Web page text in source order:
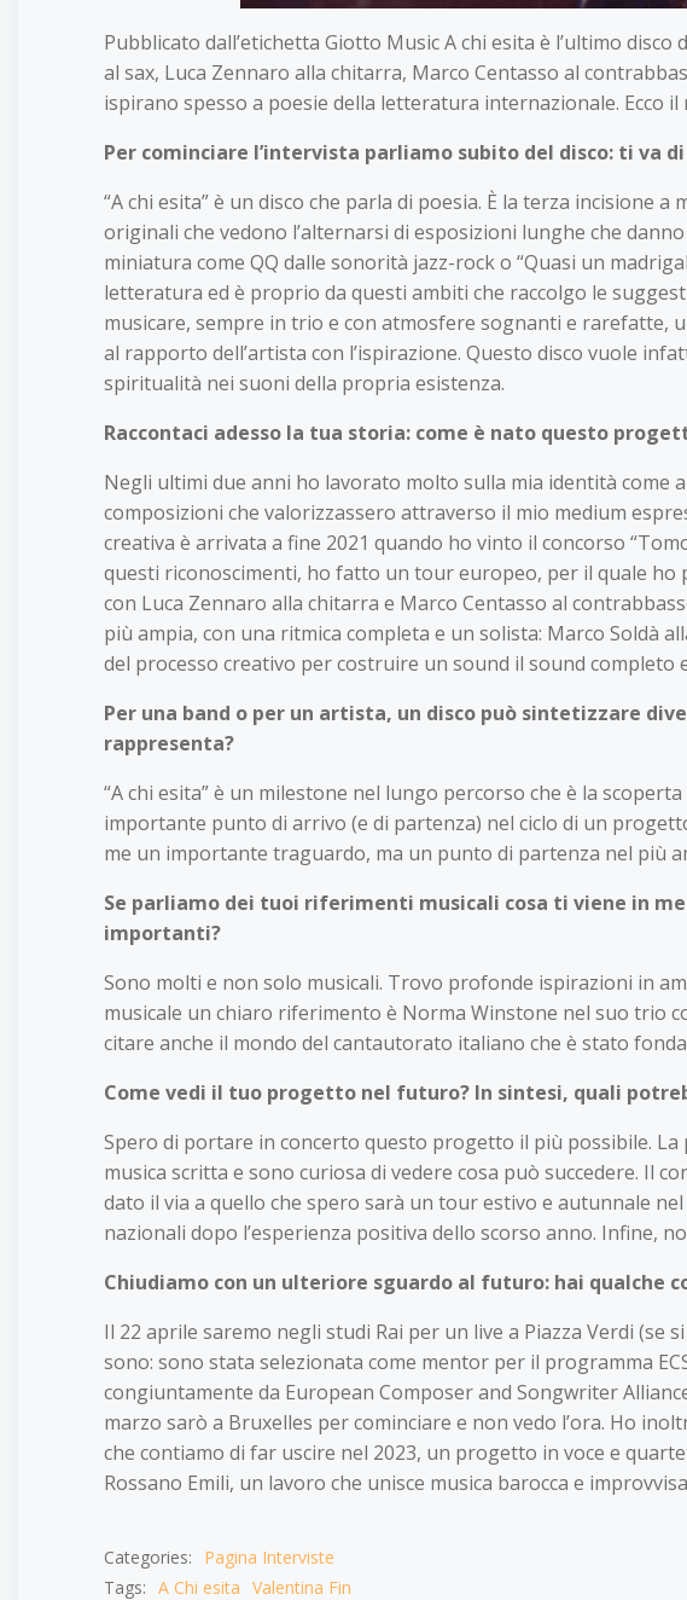
Pubblicato dall’etichetta Giotto Music A chi esita è l’ultimo
al sax, Luca Zennaro alla chitarra, Marco Centasso al
ispirano spesso a poesie della letteratura internazionale. Ecco
Per cominciare l’intervista parliamo subito del disco: ti va
“A chi esita” è un disco che parla di poesia. È la terza incisione
originali che vedono l’alternarsi di esposizioni lunghe che
miniatura come QQ dalle sonorità jazz-rock o “Quasi un
letteratura ed è proprio da questi ambiti che raccolgo le
musicare, sempre in trio e con atmosfere sognanti e rarefatte,
al rapporto dell’artista con l’ispirazione. Questo disco vuole
spiritualità nei suoni della propria esistenza.
Raccontaci adesso la tua storia: come è nato questo
Negli ultimi due anni ho lavorato molto sulla mia identità
composizioni che valorizzassero attraverso il mio medium
creativa è arrivata a fine 2021 quando ho vinto il concorso
questi riconoscimenti, ho fatto un tour europeo, per il quale ho
con Luca Zennaro alla chitarra e Marco Centasso al
più ampia, con una ritmica completa e un solista: Marco Soldà
del processo creativo per costruire un sound il sound completo
Per una band o per un artista, un disco può sintetizzare
rappresenta?
“A chi esita” è un milestone nel lungo percorso che è la
importante punto di arrivo (e di partenza) nel ciclo di un
me un importante traguardo, ma un punto di partenza nel più
Se parliamo dei tuoi riferimenti musicali cosa ti viene in
importanti?
Sono molti e non solo musicali. Trovo profonde ispirazioni in
musicale un chiaro riferimento è Norma Winstone nel suo trio
citare anche il mondo del cantautorato italiano che è stato
Come vedi il tuo progetto nel futuro? In sintesi, quali
Spero di portare in concerto questo progetto il più possibile.
musica scritta e sono curiosa di vedere cosa può succedere. Il
dato il via a quello che spero sarà un tour estivo e autunnale
nazionali dopo l’esperienza positiva dello scorso anno. Infine,
Chiudiamo con un ulteriore sguardo al futuro: hai qualche
Il 22 aprile saremo negli studi Rai per un live a Piazza Verdi
sono: sono stata selezionata come mentor per il programma
congiuntamente da European Composer and Songwriter
marzo sarò a Bruxelles per cominciare e non vedo l’ora. Ho
che contiamo di far uscire nel 2023, un progetto in voce e
Rossano Emili, un lavoro che unisce musica barocca e
Categories:
Pagina Interviste
Tags: A Chi esita Valentina Fin